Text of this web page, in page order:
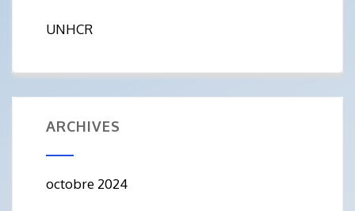
UNHCR
ARCHIVES
octobre 2024